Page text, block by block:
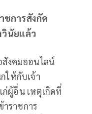
การสังกัด
นัยแล้ว
สังคมออนไลน์
ให้กับเจ้า
ผู้อื่น เหตุเกิดที่
ราชการ